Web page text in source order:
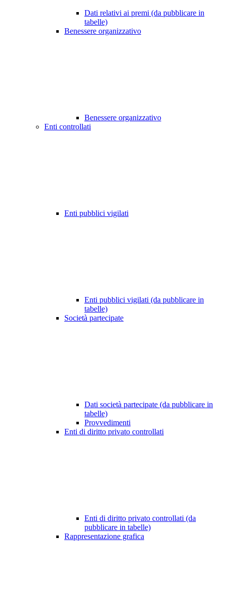
Dati relativi ai premi (da pubblicare in
tabelle)
Benessere organizzativo
Benessere organizzativo
Enti controllati
Enti pubblici vigilati
Enti pubblici vigilati (da pubblicare in
tabelle)
Società partecipate
Dati società partecipate (da pubblicare in
tabelle)
Provvedimenti
Enti di diritto privato controllati
Enti di diritto privato controllati (da
pubblicare in tabelle)
Rappresentazione grafica